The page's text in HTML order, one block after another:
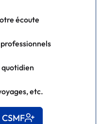
écoute
etc.